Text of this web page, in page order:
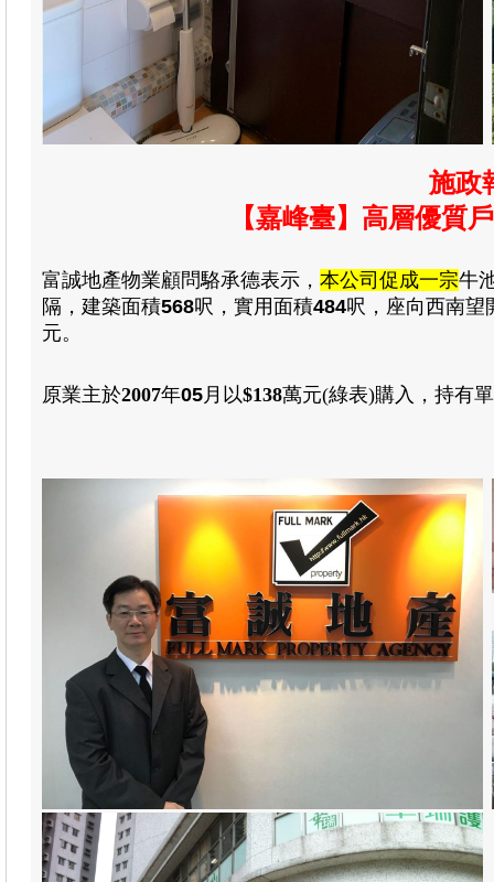
施政
【嘉峰臺】高層優質
富誠地產物業顧問駱承德表示 ， 本公司促成一宗牛
隔 ，建築面積568呎， 實用 面積484呎 ， 座向西南望
元。
原業主於2007年05月 以$138萬元(綠表)購入 ， 持有